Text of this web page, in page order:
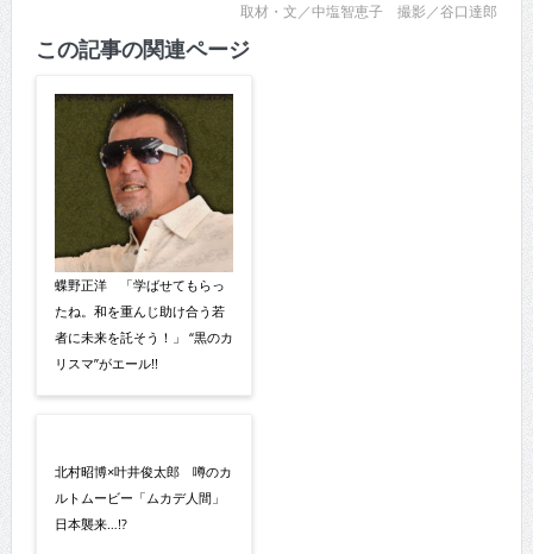
取材・文／中塩智恵子 撮影／谷口達郎
この記事の関連ページ
蝶野正洋 「学ばせてもらっ
たね。和を重んじ助け合う若
者に未来を託そう！」 “黒のカ
リスマ”がエール!!
北村昭博×叶井俊太郎 噂のカ
ルトムービー「ムカデ人間」
日本襲来…!?